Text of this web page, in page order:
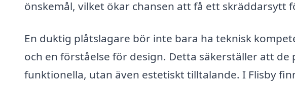
önskemål, vilket ökar chansen att få ett skräddarsytt
En duktig plåtslagare bör inte bara ha teknisk
och en förståelse för design. Detta säkerställer att
funktionella, utan även estetiskt tilltalande. I Flisby